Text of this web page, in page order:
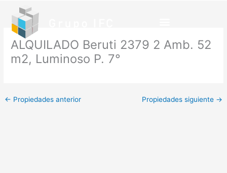
contenido
ALQUILADO Beruti 2379 2 Amb. 52
m2, Luminoso P. 7°
← Propiedades anterior Propiedades siguiente →